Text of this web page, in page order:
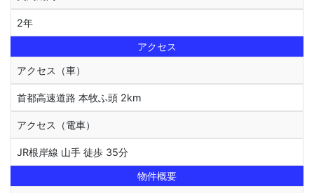
2年
アクセス
アクセス（車）
首都高速道路 本牧ふ頭 2km
アクセス（電車）
JR根岸線 山手 徒歩 35分
物件概要